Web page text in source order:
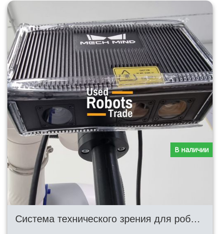
Система технического зрения для роботизированной ячейки комплектации контейнеров
В наличии